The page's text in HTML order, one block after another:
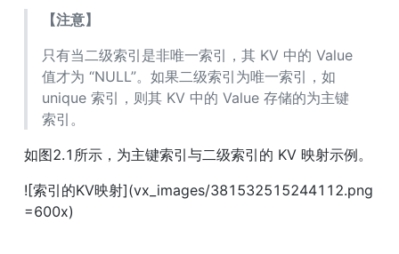
【注意】
只有当二级索引是非唯一索引，其 KV 中的 Value
值才为 “NULL”。如果二级索引为唯一索引，如
unique 索引，则其 KV 中的 Value 存储的为主键
索引。
如图2.1所示，为主键索引与二级索引的 KV 映射示例。
![索引的KV映射](vx_images/381532515244112.png
=600x)